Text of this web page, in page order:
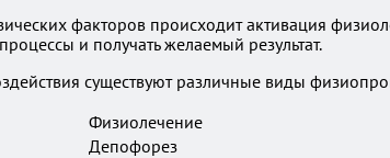
факторов происходит активация
и получать желаемый результат.
существуют различные виды
Физиолечение
Депофорез